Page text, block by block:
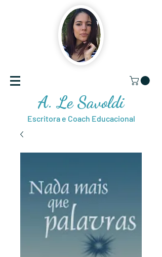
A. Le Savoldi
Escritora e Coach Educacional